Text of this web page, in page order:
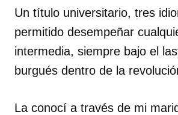
Un título universitario, tres
permitido desempeñar
intermedia, siempre bajo el
burgués dentro de la
La conocí a través de mi